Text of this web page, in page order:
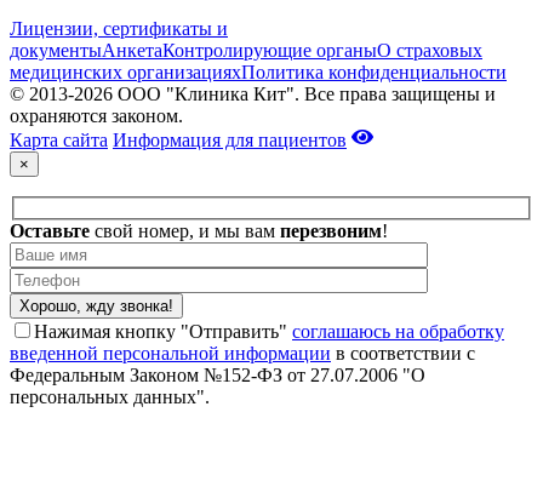
Лицензии, сертификаты и
документыАнкетаКонтролирующие органыО страховых
медицинских организацияхПолитика конфиденциальности
© 2013-2026 ООО "Клиника Кит". Все права защищены и
охраняются законом.
Карта сайта Информация для пациентов
×
Оставьте свой номер, и мы вам перезвоним!
Нажимая кнопку "Отправить" соглашаюсь на обработку
введенной персональной информации в соответствии с
Федеральным Законом №152-ФЗ от 27.07.2006 "О
персональных данных".